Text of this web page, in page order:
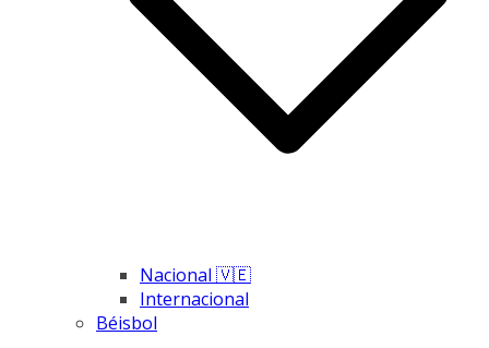
Nacional 🇻🇪
Internacional
Béisbol